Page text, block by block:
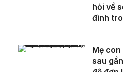
hỏi về
đình
Mẹ con Jack J97 lên tiếng sau gần 5 năm im lặng: Đã đệ đơn kiện Thiên An, tiết lộ con trai bị trầm cảm
Mẹ
sau